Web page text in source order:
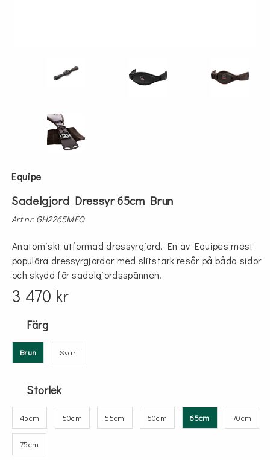
Equipe
Sadelgjord Dressyr 65cm Brun
Art nr: GH2265MEQ
Anatomiskt utformad dressyrgjord. En av Equipes mest
populära dressyrgjordar med slitstark resår på båda sidor
och skydd för sadelgjordsspännen.
3 470 kr
Färg
Brun Svart
Storlek
45cm 50cm 55cm 60cm 65cm 70cm
75cm